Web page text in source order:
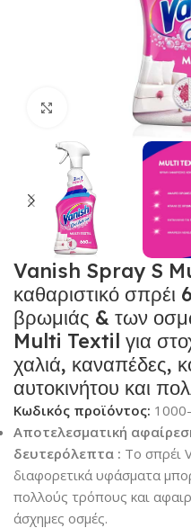
Κλικ για μεγέθυνση
Vanish Spray S
καθαριστικό
βρωμιάς & των
Multi Textil για
χαλιά, καναπέδες,
αυτοκινήτου και
Κωδικός προϊόντος:
Αποτελεσματική
δευτερόλεπτα : Το σπρέι
διαφορετικά υφάσματα
πολλούς τρόπους και
άσχημες οσμές.